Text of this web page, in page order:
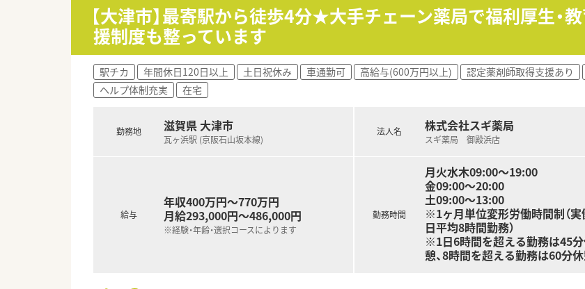
【大津市】最寄駅から徒歩4分★大手チェーン薬局で福利厚生
援制度も整っています
駅チカ 年間休日120日以上 土日祝休み 車通勤可 高給与(600万円以上) 認定薬剤師取得支援あり
ヘルプ体制充実
在宅
勤務地 滋賀県 大津市
瓦ヶ浜駅 (京阪石山坂本線)
給与
年収400万円～770万円
月給293,000円～486,000円
※経験・年齢・選択コースによります
法人名 株式会社スギ薬局
スギ薬局 御殿浜店
勤務時間
月火水木09:00〜19:00
金09:00〜20:00
土09:00〜13:00
※1ヶ月単位変形労働時間制（実
日平均8時間勤務）
※1日6時間を超える勤務は45
憩、8時間を超える勤務は60分